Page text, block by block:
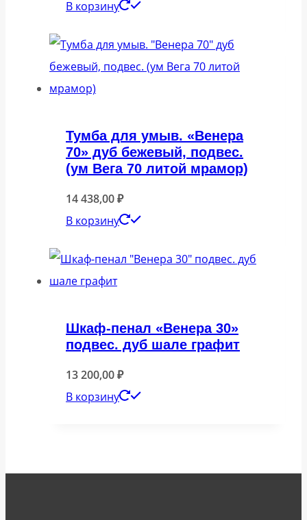
В корзину
Тумба для умыв. «Венера
70» дуб бежевый, подвес.
(ум Вега 70 литой мрамор)
14 438,00₽
В корзину
Шкаф-пенал «Венера 30»
подвес. дуб шале графит
13 200,00₽
В корзину